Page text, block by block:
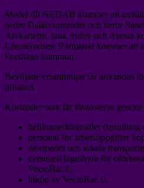
Medel till NEDAB kommer att
nedre Dalälvsområdet och berör
Älvkarleby, Sala, Heby och Avesta
Länsstyrelsen Värmland kommer att
Forshaga kommun.
Beviljade ersättningar får användas
tillstånd.
Kostnader som får finansieras
helikopterkostnader (spridning
personal för arbetsuppgifter
drivmedel och lokala
eventuell lagerhyra för
VectoBac G
inköp av VectoBac G.